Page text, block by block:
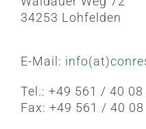
34253 Lohfelden
E-Mail:
Tel.: +49 561 / 40 08
Fax: +49 561 / 40 08